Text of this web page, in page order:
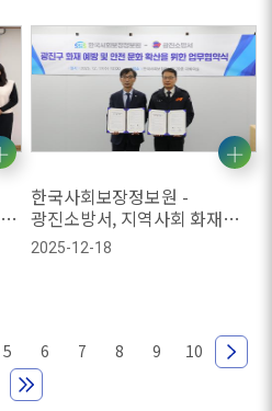
한국사회보장정보원 -
광진소방서, 지역사회 화재
예방 및 안전 문화 확산을 위한
업무협약 체결
2025-12-18
5 6 7 8 9 10